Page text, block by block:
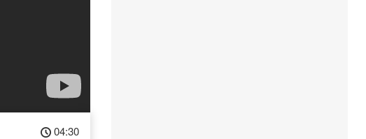
04:30